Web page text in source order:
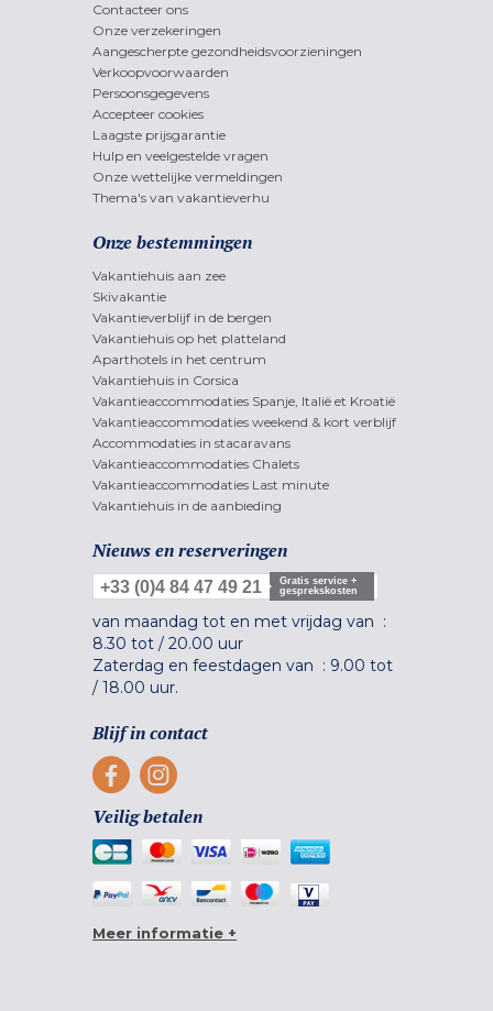
Contacteer ons
Onze verzekeringen
Aangescherpte gezondheidsvoorzieningen
Verkoopvoorwaarden
Persoonsgegevens
Accepteer cookies
Laagste prijsgarantie
Hulp en veelgestelde vragen
Onze wettelijke vermeldingen
Thema's van vakantieverhu
Onze bestemmingen
Vakantiehuis aan zee
Skivakantie
Vakantieverblijf in de bergen
Vakantiehuis op het platteland
Aparthotels in het centrum
Vakantiehuis in Corsica
Vakantieaccommodaties Spanje, Italië et Kroatië
Vakantieaccommodaties weekend & kort verblijf
Accommodaties in stacaravans
Vakantieaccommodaties Chalets
Vakantieaccommodaties Last minute
Vakantiehuis in de aanbieding
Nieuws en reserveringen
+33 (0)4 84 47 49 21
Gratis service +
gesprekskosten
van maandag tot en met vrijdag van :
8.30 tot / 20.00 uur
Zaterdag en feestdagen van : 9.00 tot
/ 18.00 uur.
Blijf in contact
Veilig betalen
Meer informatie +